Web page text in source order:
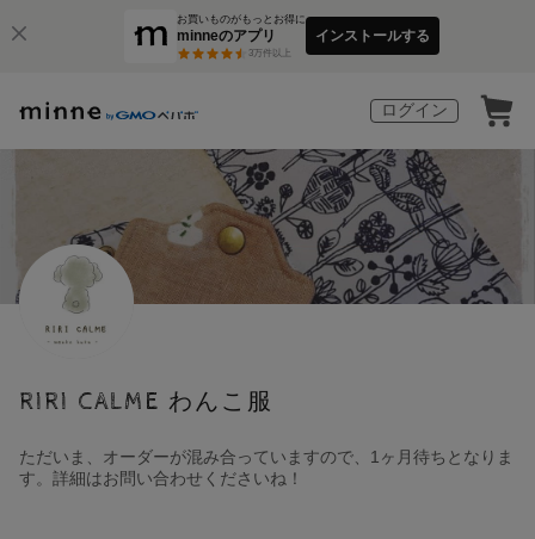
お買いものがもっとお得に
minneのアプリ
3万件以上
インストールする
ログイン
RIRI CALME わんこ服
ただいま、オーダーが混み合っていますので、1ヶ月待ちとなりま
す。詳細はお問い合わせくださいね！